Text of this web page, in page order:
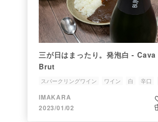
三が日はまったり。発泡白 -
Brut
スパークリングワイン ワイン 白 辛口
IMAKARA
2023/01/02